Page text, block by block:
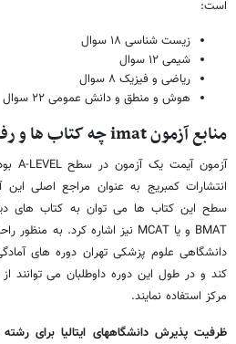
است:
زیست شناسی ۱۸ سوال
شیمی ۱۲ سوال
ریاضی و فیزیک ۸ سوال
هوش و منطق و دانش عمومی ۲۲ سوال
منابع آزمونimatچه کتاب ها و
انتشارات کمبریج به عنوان مراجع اصلی
سطح این کتاب ها می توان به کتاب های
کند و در طول این دوره داوطلبان می توانند
مرکز استفاده نمایند.
ظرفیت پذیرش دانشگاههای ایتالیا برای